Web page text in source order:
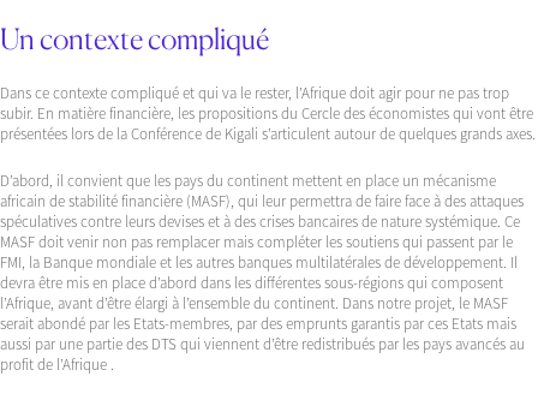
Un contexte compliqué
Dans ce contexte compliqué et qui va le rester, l’Afrique doit agir pour ne pas trop
subir. En matière financière, les propositions du Cercle des économistes qui vont être
présentées lors de la Conférence de Kigali s’articulent autour de quelques grands axes.
D’abord, il convient que les pays du continent mettent en place un mécanisme
africain de stabilité financière (MASF), qui leur permettra de faire face à des attaques
spéculatives contre leurs devises et à des crises bancaires de nature systémique. Ce
MASF doit venir non pas remplacer mais compléter les soutiens qui passent par le
FMI, la Banque mondiale et les autres banques multilatérales de développement. Il
devra être mis en place d’abord dans les différentes sous-régions qui composent
l’Afrique, avant d’être élargi à l’ensemble du continent. Dans notre projet, le MASF
serait abondé par les Etats-membres, par des emprunts garantis par ces Etats mais
aussi par une partie des DTS qui viennent d’être redistribués par les pays avancés au
profit de l’Afrique .